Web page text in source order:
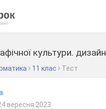
культури. дизайн
11 клас Тест
вересня 2023